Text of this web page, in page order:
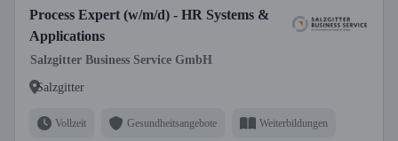
Process Expert (w/m/d) - HR Systems &
Applications
Salzgitter Business Service GmbH
Salzgitter
Vollzeit Gesundheitsangebote Weiterbildungen